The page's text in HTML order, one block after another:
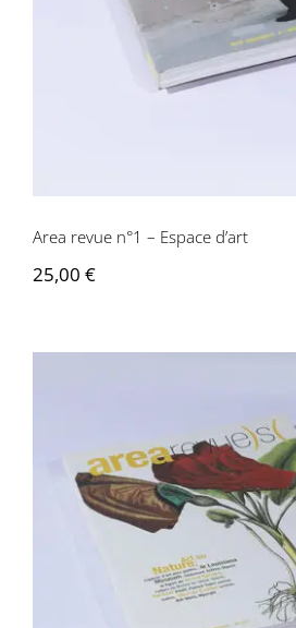
Area revue n°1 – Espace d’art
25,00 €
Area revue n°2 –